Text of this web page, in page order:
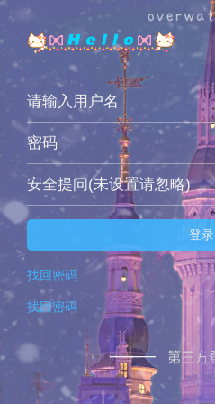
安全提问(未设置请忽略)
登录
找回密码
找回密码